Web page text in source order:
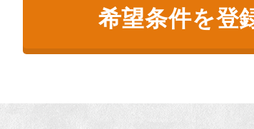
希望条件を登